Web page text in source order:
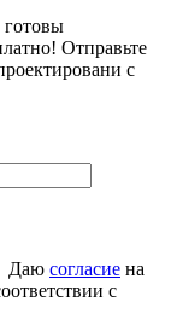
Отправьте
с
Даю согласие на
с